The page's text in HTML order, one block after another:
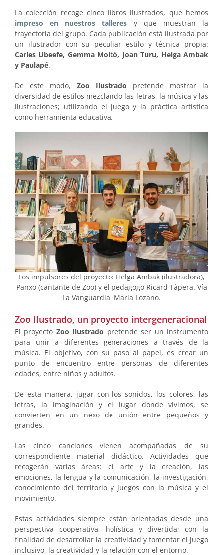
La colección recoge cinco libros ilustrados, que hemos
impreso en nuestros talleres y que muestran la
trayectoria del grupo. Cada publicación está ilustrada por
un ilustrador con su peculiar estilo y técnica propia:
Carles Ubeefe, Gemma Moltó, Joan Turu, Helga Ambak
y Paulapé.
De este modo, Zoo Ilustrado pretende mostrar la
diversidad de estilos mezclando las letras, la música y las
ilustraciones; utilizando el juego y la práctica artística
como herramienta educativa.
Los impulsores del proyecto: Helga Ambak (ilustradora),
Panxo (cantante de Zoo) y el pedagogo Ricard Tàpera. Vía
La Vanguardia. María Lozano.
Zoo Ilustrado, un proyecto intergeneracional
El proyecto Zoo Ilustrado pretende ser un instrumento
para unir a diferentes generaciones a través de la
música. El objetivo, con su paso al papel, es crear un
punto de encuentro entre personas de diferentes
edades, entre niños y adultos.
De esta manera, jugar con los sonidos, los colores, las
letras, la imaginación y el lugar donde vivimos, se
convierten en un nexo de unión entre pequeños y
grandes.
Las cinco canciones vienen acompañadas de su
correspondiente material didáctico. Actividades que
recogerán varias áreas: el arte y la creación, las
emociones, la lengua y la comunicación, la investigación,
conocimiento del territorio y juegos con la música y el
movimiento.
Estas actividades siempre están orientadas desde una
perspectiva cooperativa, holística y divertida; con la
finalidad de desarrollar la creatividad y fomentar el juego
inclusivo, la creatividad y la relación con el entorno.